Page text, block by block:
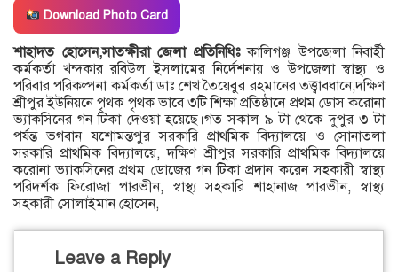
Download Photo Card
শাহাদত হোসেন,সাতক্ষীরা জেলা প্রতিনিধিঃকালিগঞ্জ উপজেলা নিবার্হী
কর্মকর্তা খন্দকার রবিউল ইসলামের নির্দেশনায় ও উপজেলা স্বাস্থ্য ও
পরিবার পরিকল্পনা কর্মকর্তা ডাঃ শেখ তৈয়েবুর রহমানের তত্ত্বাবধানে,দক্ষিণ
শ্রীপুর ইউনিয়নে পৃথক পৃথক ভাবে ৩টি শিক্ষা প্রতিষ্ঠানে প্রথম ডোস করোনা
ভ্যাকসিনের গন টিকা দেওয়া হয়েছে।গত সকাল ৯ টা থেকে দুপুর ৩ টা
পর্যন্ত ভগবান যশোমন্তপুর সরকারি প্রাথমিক বিদ্যালয়ে ও সোনাতলা
সরকারি প্রাথমিক বিদ্যালয়ে, দক্ষিণ শ্রীপুর সরকারি প্রাথমিক বিদ্যালয়ে
করোনা ভ্যাকসিনের প্রথম ডোজের গন টিকা প্রদান করেন সহকারী স্বাস্থ্য
পরিদর্শক ফিরোজা পারভীন, স্বাস্থ্য সহকারি শাহানাজ পারভীন, স্বাস্থ্য
সহকারী সোলাইমান হোসেন,
Leave a Reply